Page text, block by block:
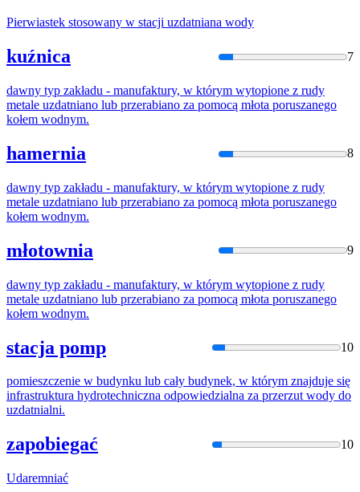
Pierwiastek stosowany w stacji uzdatniana wody
kuźnica 7
dawny typ zakładu - manufaktury, w którym wytopione z rudy
metale uzdatniano lub przerabiano za pomocą młota poruszanego
kołem wodnym.
hamernia 8
dawny typ zakładu - manufaktury, w którym wytopione z rudy
metale uzdatniano lub przerabiano za pomocą młota poruszanego
kołem wodnym.
młotownia 9
dawny typ zakładu - manufaktury, w którym wytopione z rudy
metale uzdatniano lub przerabiano za pomocą młota poruszanego
kołem wodnym.
stacja pomp 10
pomieszczenie w budynku lub cały budynek, w którym znajduje się
infrastruktura hydrotechniczna odpowiedzialna za przerzut wody do
uzdatnialni.
zapobiegać 10
Udaremniać